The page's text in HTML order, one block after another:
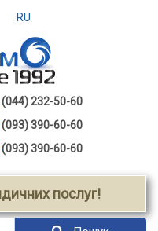
RU
(044) 232-50-60
(093) 390-60-60
(093) 390-60-60
послуг!